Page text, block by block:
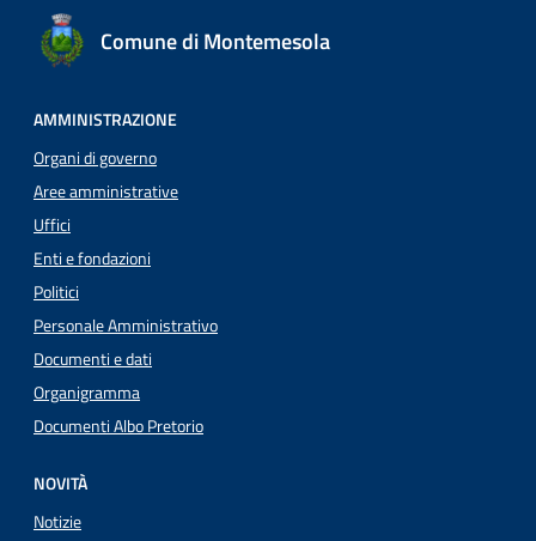
Comune di Montemesola
AMMINISTRAZIONE
Organi di governo
Aree amministrative
Uffici
Enti e fondazioni
Politici
Personale Amministrativo
Documenti e dati
Organigramma
Documenti Albo Pretorio
NOVITÀ
Notizie